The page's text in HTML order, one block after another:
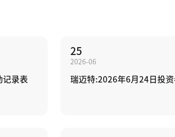
记录表
25
2026-06
瑞迈特:2026年6月24日投